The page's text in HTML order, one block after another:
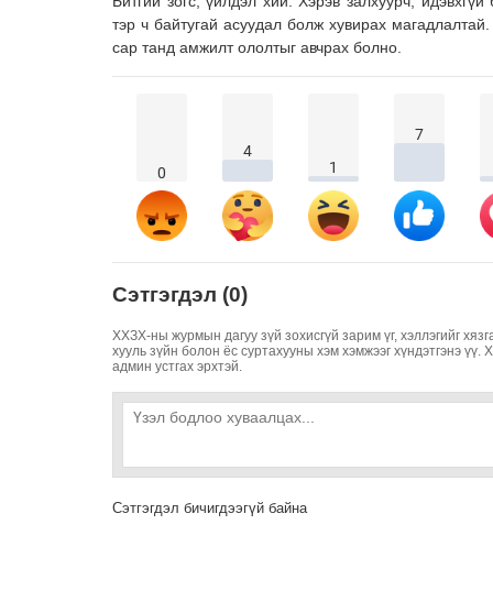
тэр ч байтугай асуудал болж хувирах
сар танд амжилт ололтыг авчрах болно.
0
4
1
7
Сэтгэгдэл (0)
ХХЗХ-ны журмын дагуу зүй зохисгүй зарим үг, хэллэгийг
хууль зүйн болон ёс суртахууны хэм хэмжээг хүндэтгэнэ үү.
админ устгах эрхтэй.
Сэтгэгдэл бичигдээгүй байна